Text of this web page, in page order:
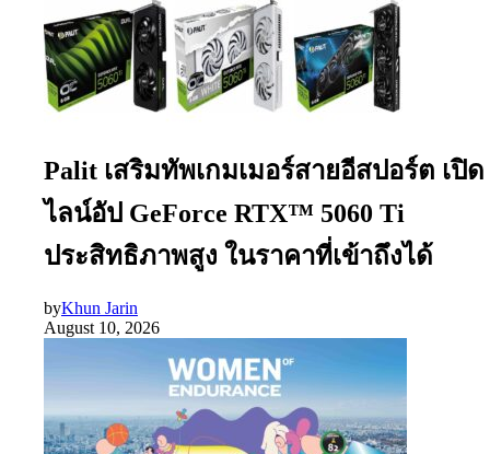
Palit เสริมทัพเกมเมอร์สายอีสปอร์ต เปิด
ไลน์อัป GeForce RTX™ 5060 Ti
ประสิทธิภาพสูง ในราคาที่เข้าถึงได้
byKhun Jarin
August 10, 2026